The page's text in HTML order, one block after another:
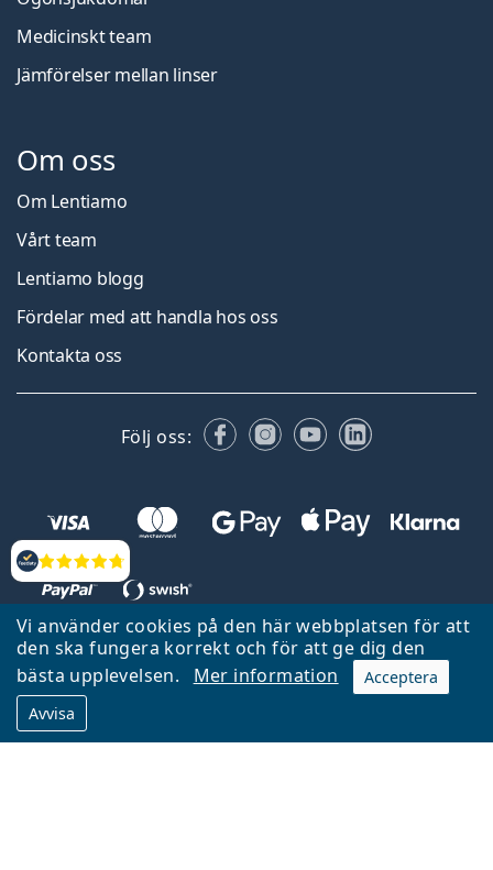
Vi använder cookies på den här webbplatsen för att
den ska fungera korrekt och för att ge dig den
bästa upplevelsen.
Mer information
Acceptera
Avvisa
Recensioner
Medicinskt team
Jämförelser mellan linser
Om oss
Om Lentiamo
Vårt team
Lentiamo blogg
Fördelar med att handla hos oss
Kontakta oss
Följ oss: FacebookInstagram
YouTubeLinkedIn
Tillbaka till startsidan
Gå upp
Lentiamo.se ägs och drivs av Lentiamo s.r.o., Tjeckien